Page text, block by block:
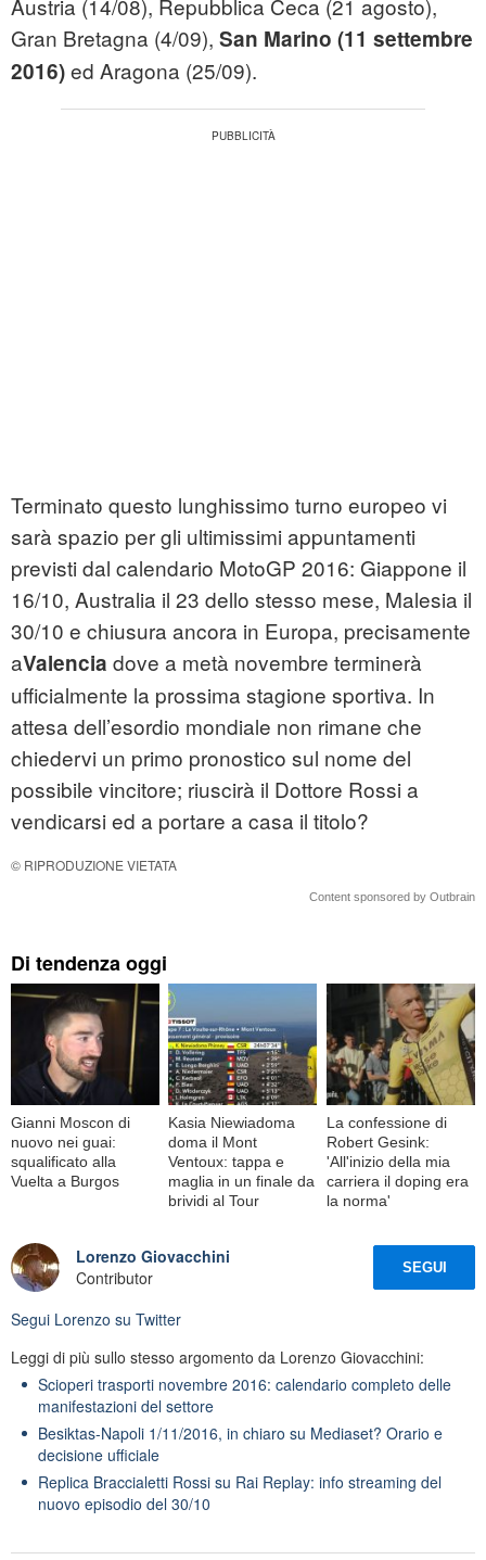
Austria (14/08), Repubblica Ceca (21 agosto),
Gran Bretagna (4/09), San Marino (11 settembre
2016)ed Aragona (25/09).
Terminato questo lunghissimo turno europeo vi
sarà spazio per gli ultimissimi appuntamenti
previsti dal calendario MotoGP 2016: Giappone il
16/10, Australia il 23 dello stesso mese, Malesia il
30/10 e chiusura ancora in Europa, precisamente
aValencia dove a metà novembre terminerà
ufficialmente la prossima stagione sportiva. In
attesa dell’esordio mondiale non rimane che
chiedervi un primo pronostico sul nome del
possibile vincitore; riuscirà il Dottore Rossi a
vendicarsi ed a portare a casa il titolo?
© RIPRODUZIONE VIETATA
Content sponsored by Outbrain
Di tendenza oggi
Gianni Moscon di
nuovo nei guai:
squalificato alla
Vuelta a Burgos
Kasia Niewiadoma
doma il Mont
Ventoux: tappa e
maglia in un finale da
brividi al Tour
La confessione di
Robert Gesink:
'All'inizio della mia
carriera il doping era
la norma'
Lorenzo Giovacchini
Contributor
SEGUI
Segui Lorenzo su Twitter
Leggi di più sullo stesso argomento da Lorenzo Giovacchini:
Scioperi trasporti novembre 2016: calendario completo delle
manifestazioni del settore
Besiktas-Napoli 1/11/2016, in chiaro su Mediaset? Orario e
decisione ufficiale
Replica Braccialetti Rossi su Rai Replay: info streaming del
nuovo episodio del 30/10